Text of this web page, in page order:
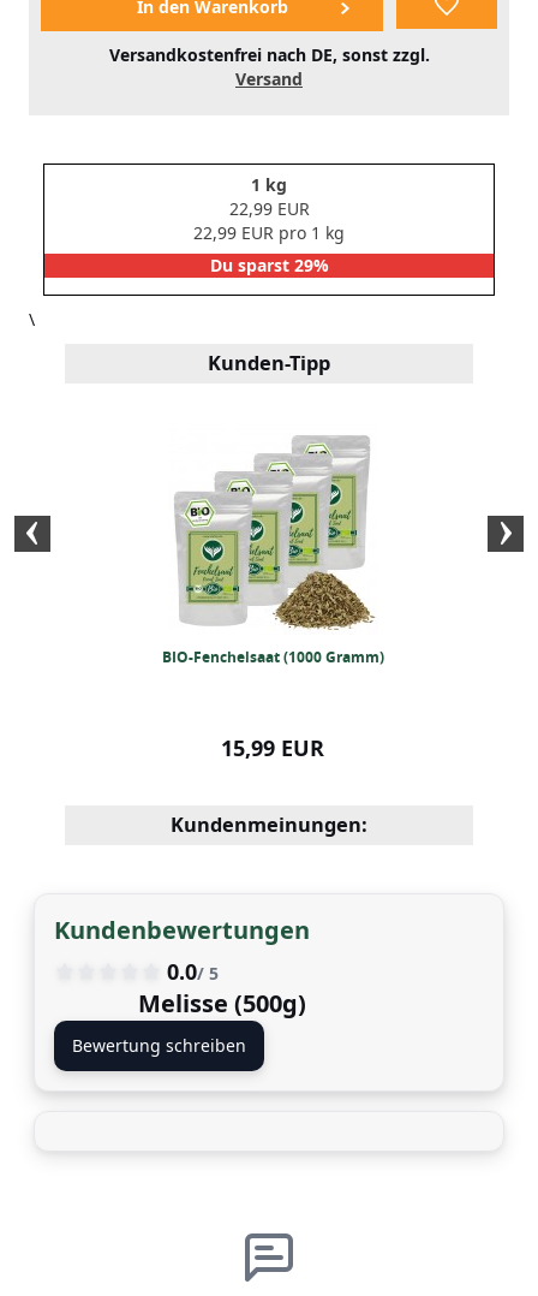
Versandkostenfrei nach DE, sonst zzgl.
Versand
1 kg
22,99 EUR
22,99 EUR pro 1 kg
Du sparst 29%
\
Kunden-Tipp
BIO-Fenchelsaat (1000 Gramm)
15,99 EUR
(1000 Gramm)
Kundenmeinungen:
Kundenbewertungen
0.0/ 5
Melisse (500g)
Bewertung schreiben